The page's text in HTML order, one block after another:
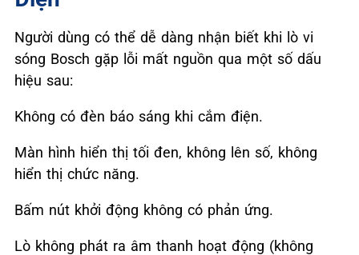
Người dùng có thể dễ dàng nhận biết khi lò vi
sóng Bosch gặp lỗi mất nguồn qua một số dấu
hiệu sau:
Không có đèn báo sáng khi cắm điện.
Màn hình hiển thị tối đen, không lên số, không
hiển thị chức năng.
Bấm nút khởi động không có phản ứng.
Lò không phát ra âm thanh hoạt động (không